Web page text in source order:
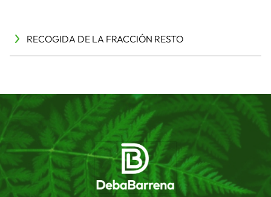
RECOGIDA DE LA FRACCIÓN RESTO